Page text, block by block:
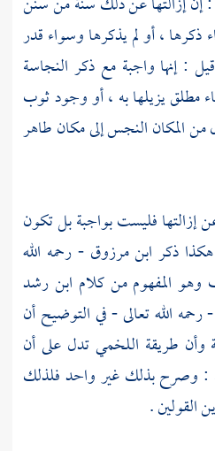
، أو لم يذكرها وسواء قدر
: إنها واجبة مع ذكر النجاسة
مطلق يزيلها به ، أو وجود ثوب
من المكان النجس إلى مكان طاهر
إزالتها فليست بواجبة بل تكون
ذكر ابن مرزوق- رحمه الله
وهو المفهوم من كلام ابن رشد
- رحمه الله تعالى - في التوضيح أن
وأن طريقة اللخميتدل على أن
: وصرح بذلك غير واحد فلذلك
القولين .